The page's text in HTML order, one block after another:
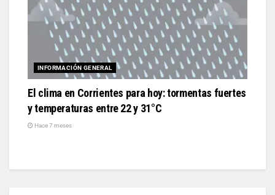
INFORMACIÓN GENERAL
El clima en Corrientes para hoy: tormentas fuertes
y temperaturas entre 22 y 31°C
Hace 7 meses